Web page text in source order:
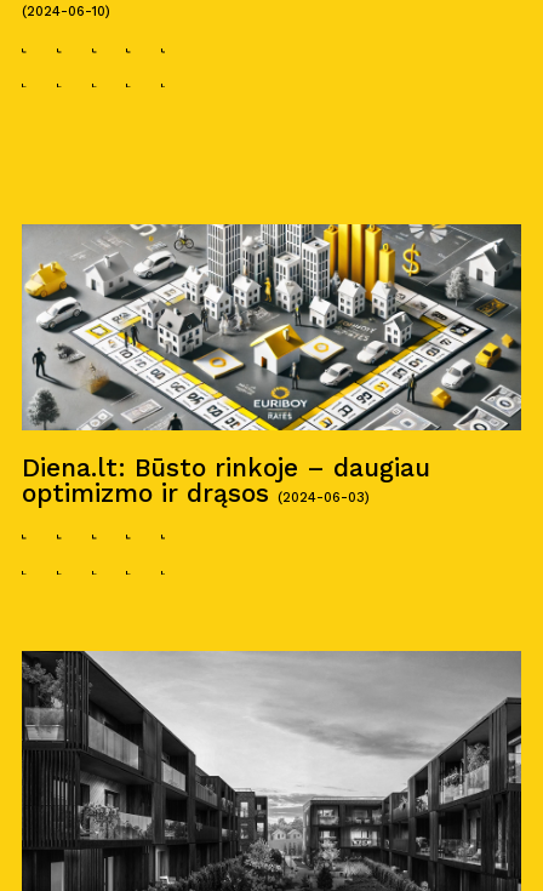
(2024-06-10)
Diena.lt: Būsto rinkoje – daugiau
optimizmo ir drąsos(2024-06-03)